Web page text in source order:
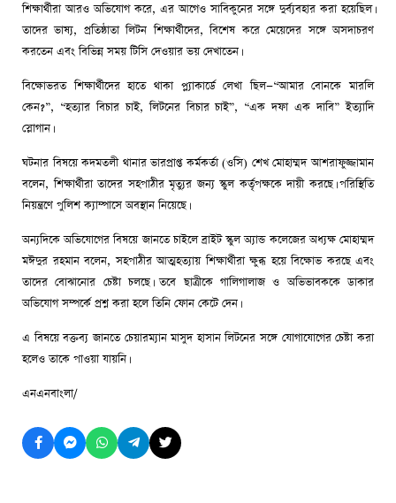
শিক্ষার্থীরা আরও অভিযোগ করে, এর আগেও সাবিকুনের সঙ্গে দুর্ব্যবহার করা হয়েছিল।
তাদের ভাষ্য, প্রতিষ্ঠাতা লিটন শিক্ষার্থীদের, বিশেষ করে মেয়েদের সঙ্গে অসদাচরণ
করতেন এবং বিভিন্ন সময় টিসি দেওয়ার ভয় দেখাতেন।
বিক্ষোভরত শিক্ষার্থীদের হাতে থাকা প্ল্যাকার্ডে লেখা ছিল—“আমার বোনকে মারলি
কেন?”, “হত্যার বিচার চাই, লিটনের বিচার চাই”, “এক দফা এক দাবি” ইত্যাদি
স্লোগান।
ঘটনার বিষয়ে কদমতলী থানার ভারপ্রাপ্ত কর্মকর্তা (ওসি) শেখ মোহাম্মদ আশরাফুজ্জামান
বলেন, শিক্ষার্থীরা তাদের সহপাঠীর মৃত্যুর জন্য স্কুল কর্তৃপক্ষকে দায়ী করছে। পরিস্থিতি
নিয়ন্ত্রণে পুলিশ ক্যাম্পাসে অবস্থান নিয়েছে।
অন্যদিকে অভিযোগের বিষয়ে জানতে চাইলে ব্রাইট স্কুল অ্যান্ড কলেজের অধ্যক্ষ মোহাম্মদ
মঈদুর রহমান বলেন, সহপাঠীর আত্মহত্যায় শিক্ষার্থীরা ক্ষুব্ধ হয়ে বিক্ষোভ করছে এবং
তাদের বোঝানোর চেষ্টা চলছে। তবে ছাত্রীকে গালিগালাজ ও অভিভাবককে ডাকার
অভিযোগ সম্পর্কে প্রশ্ন করা হলে তিনি ফোন কেটে দেন।
এ বিষয়ে বক্তব্য জানতে চেয়ারম্যান মাসুদ হাসান লিটনের সঙ্গে যোগাযোগের চেষ্টা করা
হলেও তাকে পাওয়া যায়নি।
এনএনবাংলা/